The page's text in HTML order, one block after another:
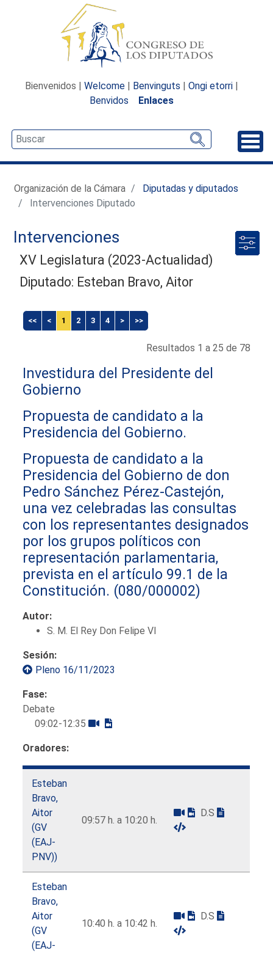
Bienvenidos | Welcome | Benvinguts | Ongi etorri |
Benvidos
Enlaces
Organización de la Cámara
Diputadas y diputados
Intervenciones Diputado
Intervenciones
XV Legislatura (2023-Actualidad)
Diputado: Esteban Bravo, Aitor
<< < 1 2 3 4 > >>
Resultados 1 a 25 de 78
Investidura del Presidente del
Gobierno
Propuesta de candidato a la
Presidencia del Gobierno.
Propuesta de candidato a la
Presidencia del Gobierno de don
Pedro Sánchez Pérez-Castejón,
una vez celebradas las consultas
con los representantes designados
por los grupos políticos con
representación parlamentaria,
prevista en el artículo 99.1 de la
Constitución. (080/000002)
Autor:
S. M. El Rey Don Felipe VI
Sesión:
Pleno 16/11/2023
Fase:
Debate
09:02-12:35
Oradores:
Esteban
Bravo,
Aitor
(GV
(EAJ-
PNV))
09:57 h. a 10:20 h.
D.S
Esteban
Bravo,
Aitor
(GV
(EAJ-
10:40 h. a 10:42 h.
D.S